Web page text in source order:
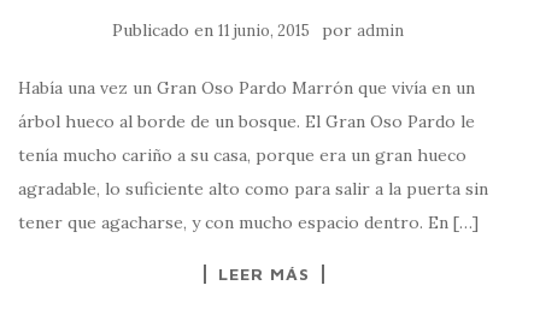
Publicado en 11 junio, 2015 por admin
Había una vez un Gran Oso Pardo Marrón que vivía en un
árbol hueco al borde de un bosque. El Gran Oso Pardo le
tenía mucho cariño a su casa, porque era un gran hueco
agradable, lo suficiente alto como para salir a la puerta sin
tener que agacharse, y con mucho espacio dentro. En […]
LEER MÁS